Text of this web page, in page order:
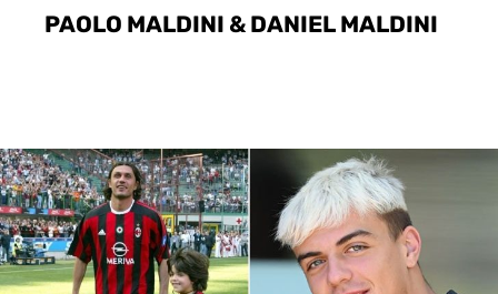
PAOLO MALDINI & DANIEL MALDINI